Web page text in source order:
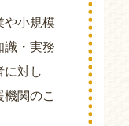
や小規模
識・実務
に対し
関のこ